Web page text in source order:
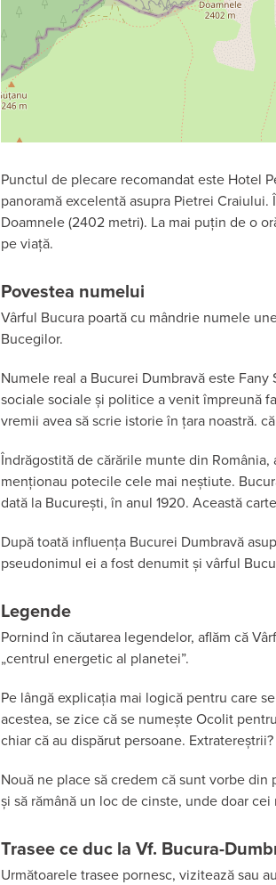
Punctul de plecare recomandat este Hotel
panoramă excelentă asupra Pietrei
Doamnele (2402 metri). La mai puțin de o
pe viață.
Povestea numelui
Vârful Bucura poartă cu mândrie numele
Bucegilor.
Numele real a Bucurei Dumbravă este
sociale sociale și politice a venit împreună
vremii avea să scrie istorie în țara noastră.
Îndrăgostită de cărările munte din
menționau potecile cele mai neștiute.
dată la București, în anul 1920. Această
După toată influența Bucurei Dumbravă
pseudonimul ei a fost denumit și vârful
Legende
Pornind în căutarea legendelor, aflăm că
„centrul energetic al planetei”.
Pe lângă explicația mai logică pentru care
acestea, se zice că se numește Ocolit
chiar că au dispărut persoane. Extratereștrii?
Nouă ne place să credem că sunt vorbe din
și să rămână un loc de cinste, unde doar cei
Trasee ce duc la Vf. Bucura-
Următoarele trasee pornesc, vizitează sau